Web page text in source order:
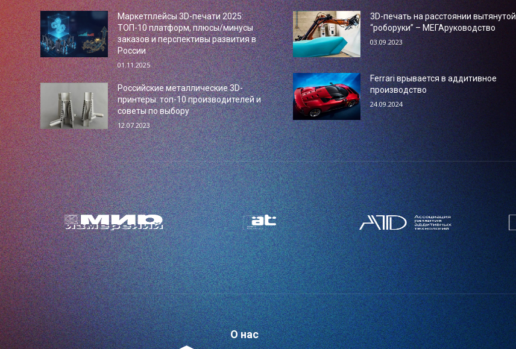
Маркетплейсы 3D-печати 2025:
ТОП-10 платформ, плюсы/минусы
заказов и перспективы развития в
России
01.11.2025
Российские металлические 3D-
принтеры: топ-10 производителей и
советы по выбору
12.07.2023
3D-печать на расстоянии вытянутой
“роборуки” – МЕГАруководство
03.09.2023
Ferrari врывается в аддитивное
производство
24.09.2024
О нас